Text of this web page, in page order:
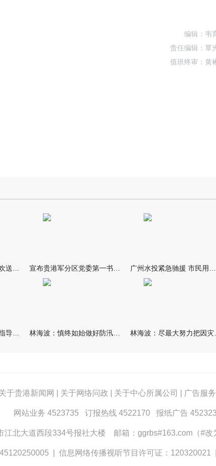
编辑：韦
责任编辑：覃
值班终审：黄
于贵港新闻网 关于网络问政 关于中心所属公司 广告服务
网站业务 4523735 订报热线 4522170 报纸广告
江北大道西段334号报社大楼 邮箱：ggrbs#163.com（#
信息网络传播视听节目许可证：120320021